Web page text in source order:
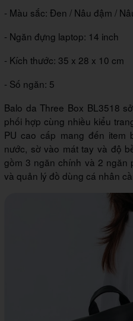
- Màu sắc: Đen / Nâu đậm /
- Ngăn đựng laptop: 14 inch
- Kích thước: 35 x 28 x 10 cm
- Số ngăn: 5
Balo da Three Box BL3518
phối hợp cùng nhiều kiểu
PU cao cấp mang đến item
nước, sờ vào mát tay và độ
gồm 3 ngăn chính và 2 ngăn
và quản lý đồ dùng cá nhân